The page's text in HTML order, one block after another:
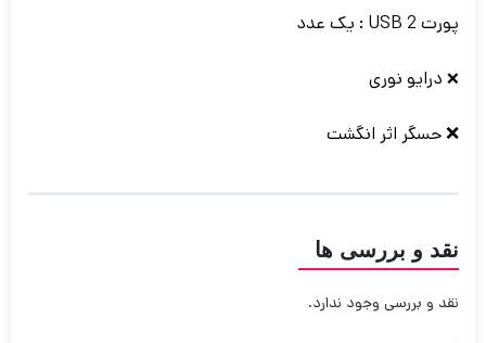
پورت USB 2 : یک عدد
❌درایو نوری
❌ حسگر اثر انگشت
نقد و بررسی ها
نقد و بررسی وجود ندارد.